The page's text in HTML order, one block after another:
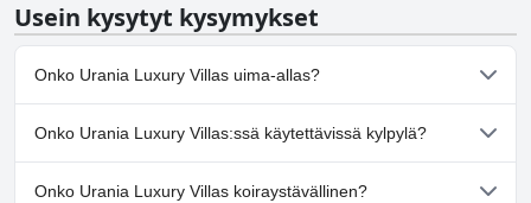
Usein kysytyt kysymykset
Onko Urania Luxury Villas uima-allas?
Kyllä, Urania Luxury Villas:ssä on uima-allas/altaita, jotka
kuuluvat yhteen tai useampaan seuraavista luokista: Yksityinen
uima-allas, Ulkouima-allas.
Onko Urania Luxury Villas:ssä käytettävissä kylpylä?
Ei, Urania Luxury Villas ei tarjoa kylpylää.
Onko Urania Luxury Villas koiraystävällinen?